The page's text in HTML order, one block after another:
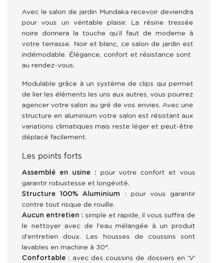
Avec le salon de jardin Mundaka recevoir deviendra
pour vous un véritable plaisir. La résine tressée
noire donnera la touche qu’il faut de moderne à
votre terrasse. Noir et blanc, ce salon de jardin est
indémodable. Élégance, confort et résistance sont
au rendez-vous.
Modulable grâce à un système de clips qui permet
de lier les éléments les uns aux autres, vous pourrez
agencer votre salon au gré de vos envies. Avec une
structure en aluminium votre salon est résistant aux
variations climatiques mais reste léger et peut-être
déplacé facilement.
Les points forts
Assemblé en usine : pour votre confort et vous
garantir robustesse et longévité.
Structure 100% Aluminium : pour vous garantir
contre tout risque de rouille.
Aucun entretien : simple et rapide, il vous suffira de
le nettoyer avec de l'eau mélangée à un produit
d'entretien doux. Les housses de coussins sont
lavables en machine à 30°.
Confortable : avec des coussins de dossiers en 'V'